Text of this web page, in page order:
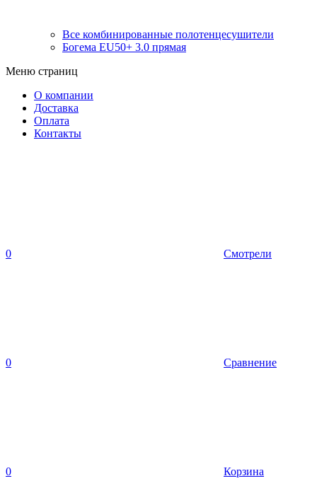
Все комбинированные полотенцесушители
Богема EU50+ 3.0 прямая
Меню страниц
О компании
Доставка
Оплата
Контакты
0 Смотрели
0 Сравнение
0 Корзина